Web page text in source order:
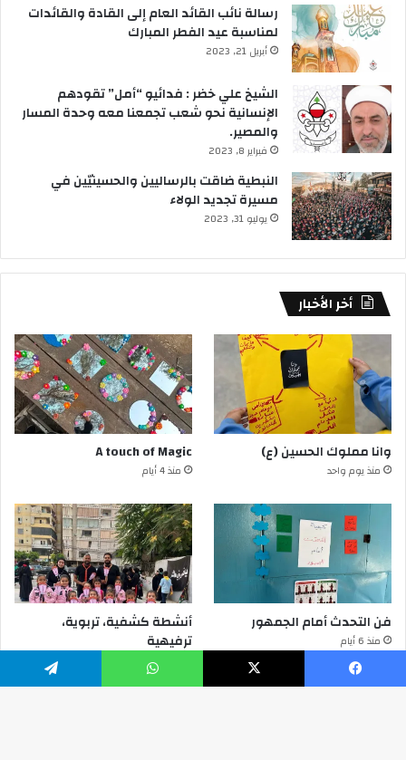
رسالة نائب القائد العام إلى القادة والقائدات
لمناسبة عيد الفطر المبارك
أبريل 21, 2023
الشيخ علي خضر : فدائيو “أمل” تقودهم
الإنسانية نحو شعب تجمعنا معه وحدة المسار
والمصير.
فبراير 8, 2023
النبطية ضاقت بالرساليين والحسينيّين في
مسيرة تجديد الولاء
يوليو 31, 2023
أخر الأخبار
وانا مملوك الحسين (ع)
منذ يوم واحد
A touch of Magic
منذ 4 أيام
فن التحدث أمام الجمهور
منذ 6 أيام
أنشطة كشفية، تربوية،
ترفيهية
فيسبوك ‫X واتساب تيلقرام